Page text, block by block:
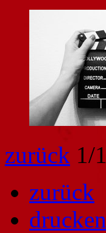
zurück 1/1
zurück
drucken